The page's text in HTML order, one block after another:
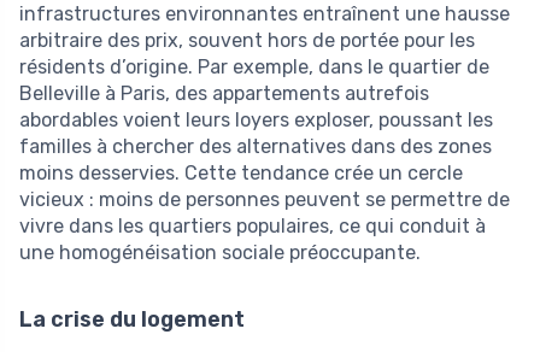
infrastructures environnantes entraînent une hausse
arbitraire des prix, souvent hors de portée pour les
résidents d’origine. Par exemple, dans le quartier de
Belleville à Paris, des appartements autrefois
abordables voient leurs loyers exploser, poussant les
familles à chercher des alternatives dans des zones
moins desservies. Cette tendance crée un cercle
vicieux : moins de personnes peuvent se permettre de
vivre dans les quartiers populaires, ce qui conduit à
une homogénéisation sociale préoccupante.
La crise du logement